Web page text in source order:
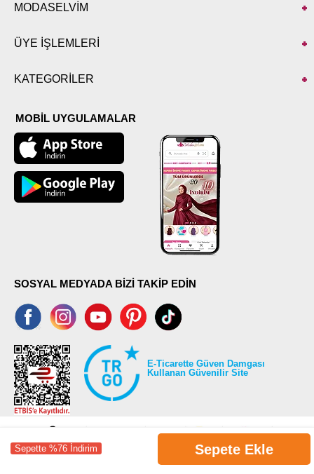
Sepette %76 İndirim Sepete Ekle
MODASELVİM
ÜYE İŞLEMLERİ
KATEGORİLER
MOBİL UYGULAMALAR
SOSYAL MEDYADA BİZİ TAKİP EDİN
E-Ticarette Güven Damgası
Kullanan Güvenilir Site
©2026 Tüm modaselvim.com hakları saklıdır.